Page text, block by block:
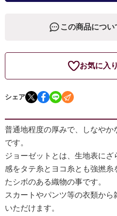
この商品につ
お気に入
シェア
普通地程度の厚みで、しなや
です。
ジョーゼットとは、生地表に
感をタテ糸とヨコ糸とも強撚
たシボのある織物の事です。
スカートやパンツ等の衣類か
いただけます。